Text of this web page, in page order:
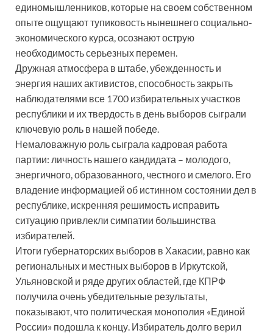
единомышленников, которые на своем собственном
опыте ощущают тупиковость нынешнего социально-
экономического курса, осознают острую
необходимость серьезных перемен.
Дружная атмосфера в штабе, убежденность и
энергия наших активистов, способность закрыть
наблюдателями все 1700 избирательных участков
республики и их твердость в день выборов сыграли
ключевую роль в нашей победе.
Немаловажную роль сыграла кадровая работа
партии: личность нашего кандидата – молодого,
энергичного, образованного, честного и смелого. Его
владение информацией об истинном состоянии дел в
республике, искренняя решимость исправить
ситуацию привлекли симпатии большинства
избирателей.
Итоги губернаторских выборов в Хакасии, равно как
региональных и местных выборов в Иркутской,
Ульяновской и ряде других областей, где КПРФ
получила очень убедительные результаты,
показывают, что политическая монополия «Единой
России» подошла к концу. Избиратель долго верил